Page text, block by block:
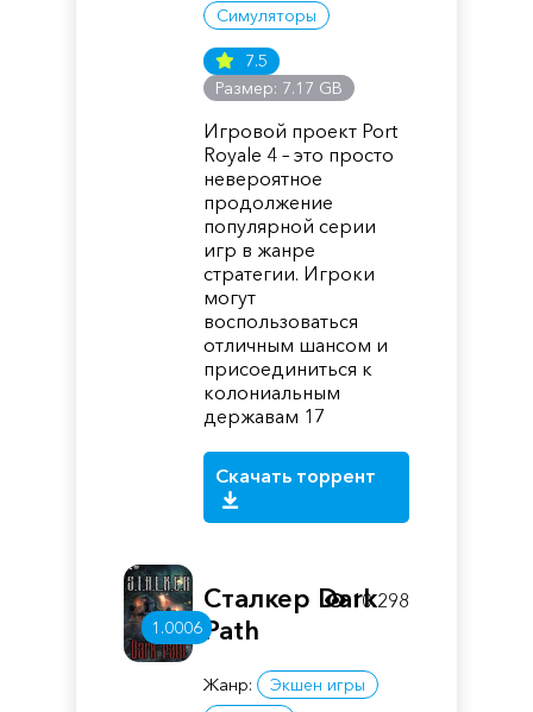
Симуляторы
7.5
Размер: 7.17 GB
Игровой проект Port
Royale 4 – это просто
невероятное
продолжение
популярной серии
игр в жанре
стратегии. Игроки
могут
воспользоваться
отличным шансом и
присоединиться к
колониальным
державам 17
Скачать торрент
1.0006
Сталкер Dark
Path
Жанр:
Экшен игры
10 298